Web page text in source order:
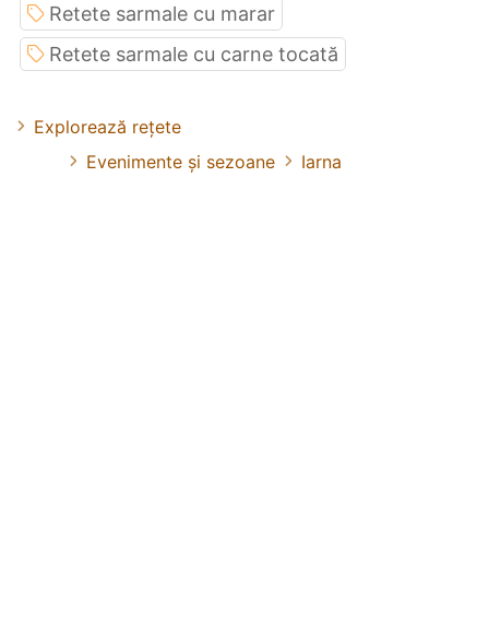
Retete sarmale cu marar
Retete sarmale cu carne tocată
Explorează rețete
Evenimente și sezoane
Iarna